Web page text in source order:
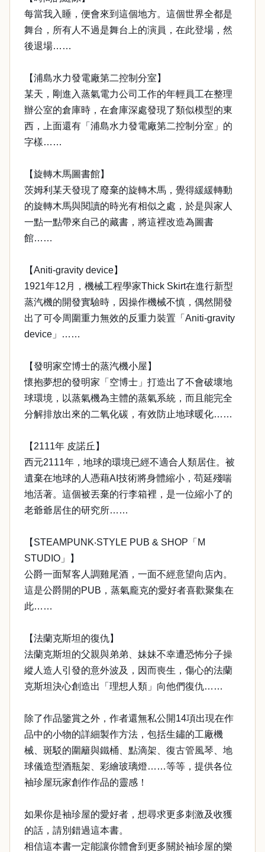
每當我入睡，便會來到這個地方。這個世界全都是
舞台，所有人不過是舞台上的演員，在此登場，然
後退場……
【浦島水力發電廠第二控制分室】
某天，剛進入蒸氣電力公司工作的年輕員工在整理
辦公室的倉庫時，在倉庫深處發現了類似模型的東
西，上面還有「浦島水力發電廠第二控制分室」的
字樣……
【旋轉木馬圖書館】
茨姆利某天發現了廢棄的旋轉木馬，覺得緩緩轉動
的旋轉木馬與閱讀的時光有相似之處，於是與家人
一點一點帶來自己的藏書，將這裡改造為圖書
館……
【Aniti-gravity device】
1921年12月，機械工程學家Thick Skirt在進行新型
蒸汽機的開發實驗時，因操作機械不慎，偶然開發
出了可令周圍重力無效的反重力裝置「Aniti-gravity
device」……
【發明家空博士的蒸汽機小屋】
懷抱夢想的發明家「空博士」打造出了不會破壞地
球環境，以蒸氣機為主體的蒸氣系統，而且能完全
分解排放出來的二氧化碳，有效防止地球暖化……
【2111年 皮諾丘】
西元2111年，地球的環境已經不適合人類居住。被
遺棄在地球的人憑藉AI技術將身體縮小，苟延殘喘
地活著。這個被丟棄的行李箱裡，是一位縮小了的
老爺爺居住的研究所……
【STEAMPUNK‧STYLE PUB & SHOP「M
STUDIO」】
公爵一面幫客人調雞尾酒，一面不經意望向店內。
這是公爵開的PUB，蒸氣龐克的愛好者喜歡聚集在
此……
【法蘭克斯坦的復仇】
法蘭克斯坦的父親與弟弟、妹妹不幸遭恐怖分子操
縱人造人引發的意外波及，因而喪生，傷心的法蘭
克斯坦決心創造出「理想人類」向他們復仇……
除了作品鑒賞之外，作者還無私公開14項出現在作
品中的小物的詳細製作方法，包括生鏽的工廠機
械、斑駁的圍籬與鐵桶、點滴架、復古管風琴、地
球儀造型酒瓶架、彩繪玻璃燈……等等，提供各位
袖珍屋玩家創作作品的靈感！
如果你是袖珍屋的愛好者，想尋求更多刺激及收獲
的話，請別錯過這本書。
相信這本書一定能讓你體會到更多關於袖珍屋的樂